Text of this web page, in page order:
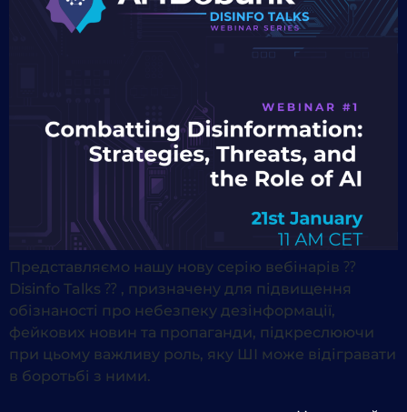
Представляємо нашу нову серію вебінарів ⁇
Disinfo Talks ⁇ , призначену для підвищення
обізнаності про небезпеку дезінформації,
фейкових новин та пропаганди, підкреслюючи
при цьому важливу роль, яку ШІ може відігравати
в боротьбі з ними.